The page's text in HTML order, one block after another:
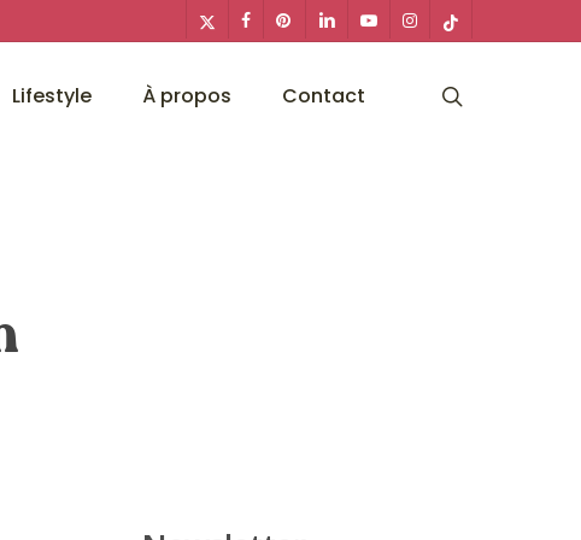
x-
twitter
facebookpinterestlinkedinyoutubeinstagram
tiktok
Lifestyle À propos Contact